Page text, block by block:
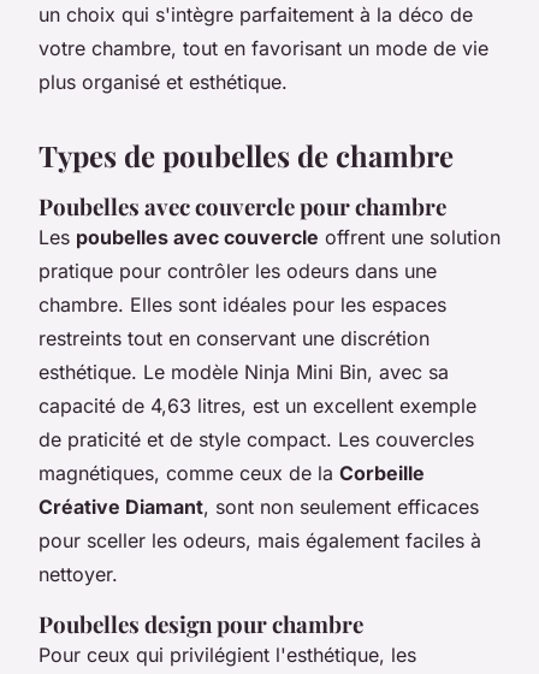
un choix qui s'intègre parfaitement à la déco de
votre chambre, tout en favorisant un mode de vie
plus organisé et esthétique.
Types de poubelles de chambre
Poubelles avec couvercle pour chambre
Les poubelles avec couvercle offrent une solution
pratique pour contrôler les odeurs dans une
chambre. Elles sont idéales pour les espaces
restreints tout en conservant une discrétion
esthétique. Le modèle Ninja Mini Bin, avec sa
capacité de 4,63 litres, est un excellent exemple
de praticité et de style compact. Les couvercles
magnétiques, comme ceux de la Corbeille
Créative Diamant, sont non seulement efficaces
pour sceller les odeurs, mais également faciles à
nettoyer.
Poubelles design pour chambre
Pour ceux qui privilégient l'esthétique, les